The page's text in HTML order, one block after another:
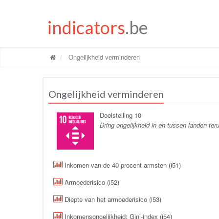
indicators.be
Ongelijkheid verminderen
Ongelijkheid verminderen
Doelstelling 10
Dring ongelijkheid in en tussen landen
Inkomen van de 40 procent armsten (i51)
Armoederisico (i52)
Diepte van het armoederisico (i53)
Inkomensongelijkheid: Gini-index (i54)